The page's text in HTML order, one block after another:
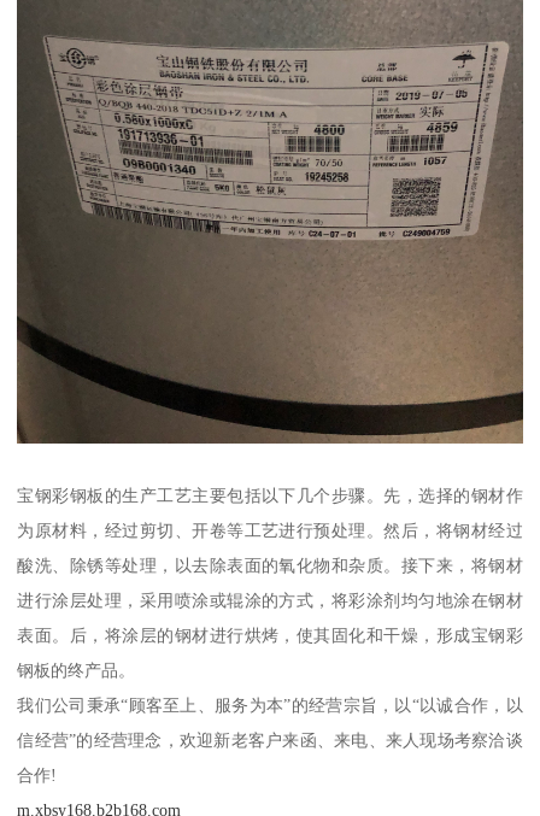
宝钢彩钢板的生产工艺主要包括以下几个步骤。先，选择的钢材作
为原材料，经过剪切、开卷等工艺进行预处理。然后，将钢材经过
酸洗、除锈等处理，以去除表面的氧化物和杂质。接下来，将钢材
进行涂层处理，采用喷涂或辊涂的方式，将彩涂剂均匀地涂在钢材
表面。后，将涂层的钢材进行烘烤，使其固化和干燥，形成宝钢彩
钢板的终产品。
我们公司秉承“顾客至上、服务为本”的经营宗旨，以“以诚合作，以
信经营”的经营理念，欢迎新老客户来函、来电、来人现场考察洽谈
合作!
m.xbsy168.b2b168.com